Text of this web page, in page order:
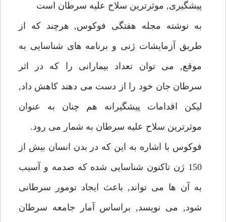
پيشگيرى, موثرترين سلاح عليه سرطان است
به نوشته مجله هفتگى فوكوس, هرچند كه از
طريق آزمايشات ژنى و برنامه هاى شناسايى به
موقع, مى توان تعداد بيمارانى را كه در اثر
سرطان جان خود را از دست مى دهند كاهش داد,
ليكن اقدامات پيشگيرانه هم چنان به عنوان
موثرترين سلاح عليه سرطان به شمار مى رود.
فوكوس با اشاره به اين كه در بدن انسان بيش از
150 ژن تاكنون شناسايى شده كه صدمه و آسيب
به آن ها مى تواند, باعث ايجاد تومور سرطانى
شود, مى نويسد, براساس آمار جامعه سرطان